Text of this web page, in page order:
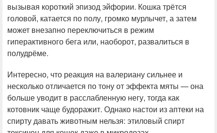
вызывая короткий эпизод эйфории. Кошка трётся
головой, катается по полу, громко мурлычет, а затем
может внезапно переключиться в режим
гиперактивного бега или, наоборот, развалиться в
полудрёме.
Интересно, что реакция на валериану сильнее и
несколько отличается по тону от эффекта мяты — она
больше уводит в расслабленную негу, тогда как
котовник чаще будоражит. Однако настои из аптеки на
спирту давать животным нельзя: этиловый спирт